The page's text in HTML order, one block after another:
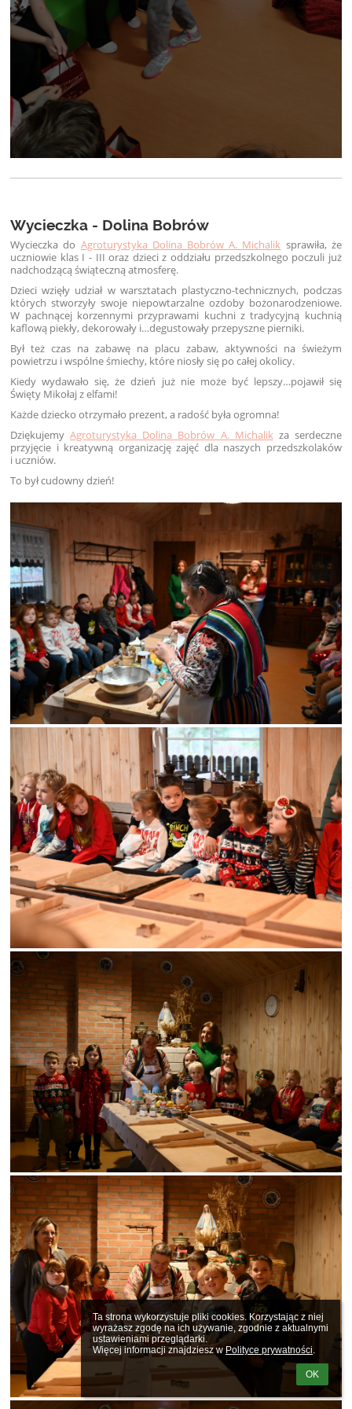
Ta strona wykorzystuje pliki cookies. Korzystając z niej
wyrażasz zgodę na ich używanie, zgodnie z aktualnymi
ustawieniami przeglądarki.
Więcej informacji znajdziesz w Polityce prywatności.
OK
Wycieczka - Dolina Bobrów
Wycieczka do Agroturystyka Dolina Bobrów A. Michalik sprawiła, że
uczniowie klas I - III oraz dzieci z oddziału przedszkolnego poczuli już
nadchodzącą świąteczną atmosferę.
Dzieci wzięły udział w warsztatach plastyczno-technicznych, podczas
których stworzyły swoje niepowtarzalne ozdoby bożonarodzeniowe.
W pachnącej korzennymi przyprawami kuchni z tradycyjną kuchnią
kaflową piekły, dekorowały i…degustowały przepyszne pierniki.
Był też czas na zabawę na placu zabaw, aktywności na świeżym
powietrzu i wspólne śmiechy, które niosły się po całej okolicy.
Kiedy wydawało się, że dzień już nie może być lepszy…pojawił się
Święty Mikołaj z elfami!
Każde dziecko otrzymało prezent, a radość była ogromna!
DziękujemyAgroturystyka Dolina Bobrów A. Michalikza serdeczne
przyjęcie i kreatywną organizację zajęć dla naszych przedszkolaków
i uczniów.
To był cudowny dzień!